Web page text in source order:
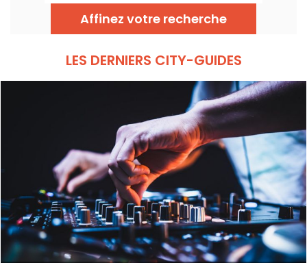
Affinez votre recherche
LES DERNIERS CITY-GUIDES